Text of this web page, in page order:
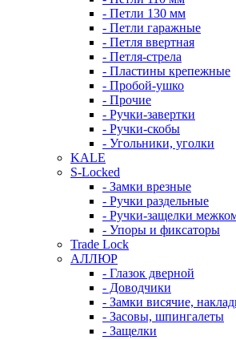
- Петли 130 мм
- Петли гаражные
- Петля ввертная
- Петля-стрела
- Пластины крепежные
- Пробой-ушко
- Прочие
- Ручки-завертки
- Ручки-скобы
- Угольники, уголки
KALE
S-Locked
- Замки врезные
- Ручки раздельные
- Ручки-защелки
- Упоры и фиксаторы
Trade Lock
АЛЛЮР
- Глазок дверной
- Доводчики
- Замки висячие,
- Засовы, шпингалеты
- Защелки